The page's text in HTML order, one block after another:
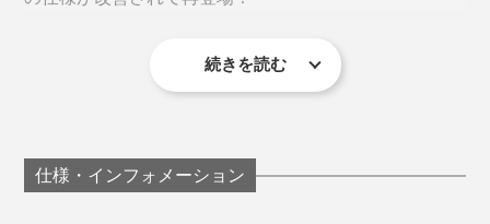
色は黒なので、パッと見はゴムのように見えますが、実
ンと伸びる。締めつけず、ずり落ちない絶妙なフィット
加減です。
続きを読む
仕様・インフォメーション